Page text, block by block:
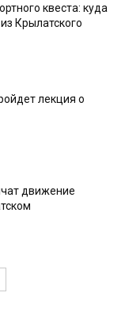
квеста: куда
Крылатского
лекция о
движение